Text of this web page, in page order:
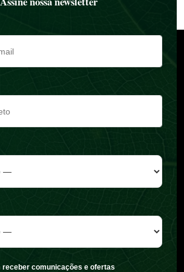
receber comunicações e ofertas